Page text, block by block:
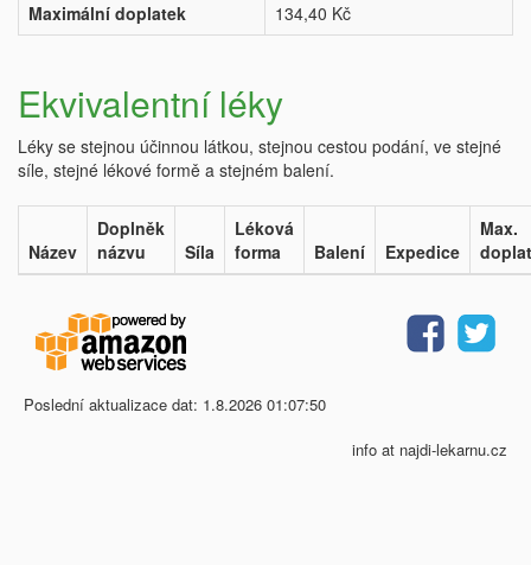
Maximální doplatek
134,40 Kč
Ekvivalentní léky
Léky se stejnou účinnou látkou, stejnou cestou podání, ve stejné
síle, stejné lékové formě a stejném balení.
Název
Doplněk
názvu
Síla
Léková
forma
Balení Expedice
Max.
Poslední aktualizace dat: 1.8.2026 01:07:50
info at najdi-lekarnu.cz